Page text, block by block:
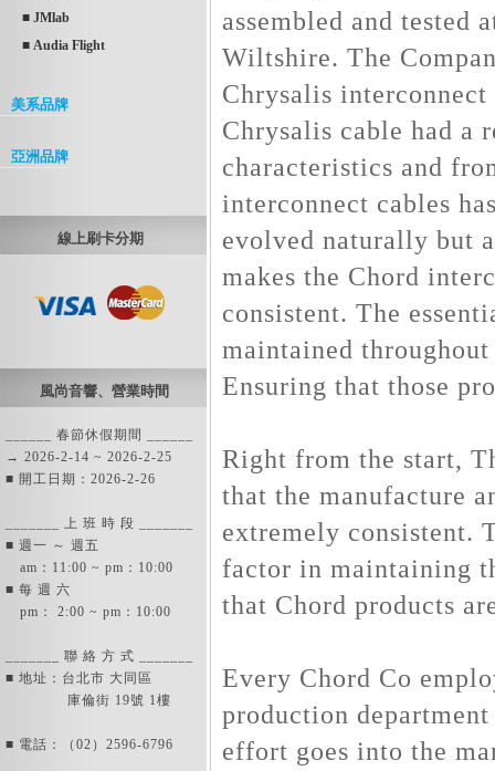
■ JMlab
■ Audia Flight
美系品牌
亞洲品牌
線上刷卡分期
風尚音響、營業時間
______ 春節休假期間 ______
→ 2026-2-14 ~ 2026-2-25
■ 開工日期：2026-2-26
_______ 上 班 時 段 _______
■ 週一 ～ 週五
am：11:00 ~ pm：10:00
■ 每 週 六
pm： 2:00 ~ pm：10:00
_______ 聯 絡 方 式 _______
■ 地址：台北市 大同區
庫倫街 19號 1樓
■ 電話：（02）2596-6796
assembled and tested
Wiltshire. The
Chrysalis interconnect
Chrysalis cable had a
characteristics and
interconnect cables
evolved naturally but
makes the Chord
consistent. The
maintained
Ensuring that those
Right from the start,
that the manufacture
extremely consistent.
factor in maintaining
that Chord products
Every Chord Co
production
effort goes into the